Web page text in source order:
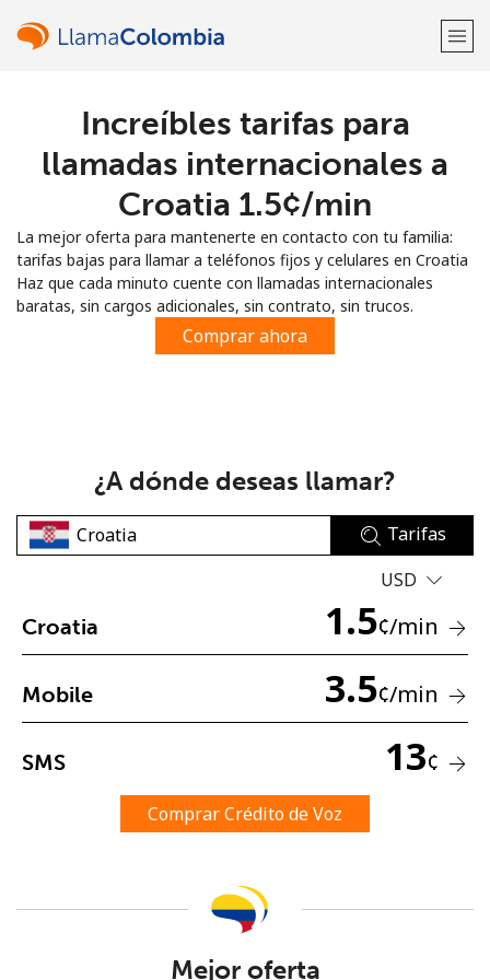
¡Bienvenido!
Regístrate con
Mínimo 8 caracteres
Una letra mayúscula y una minúscula
Un caracter especial
Mantente en contacto para recibir nuestras mejores
Increíbles tarifas para
llamadas internacionales a
Croatia ⁦1.5¢⁩/min
La mejor oferta para mantenerte en contacto con tu familia:
tarifas bajas para llamar a teléfonos fijos y celulares en Croatia
Haz que cada minuto cuente con llamadas internacionales
baratas, sin cargos adicionales, sin contrato, sin trucos.
Comprar ahora
¿A dónde deseas llamar?
Tarifas
USD
Croatia 1.5¢/min
Mobile 3.5¢/min
SMS 13¢
Comprar Crédito de Voz
Mejor oferta